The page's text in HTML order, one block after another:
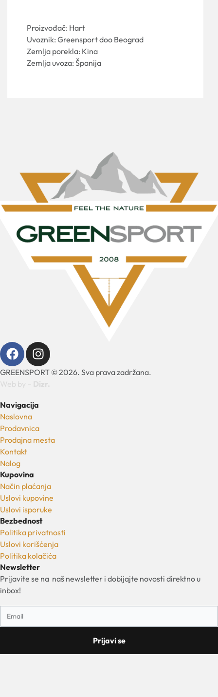
Proizvođač: Hart
Uvoznik: Greensport doo Beograd
Zemlja porekla: Kina
Zemlja uvoza: Španija
GREENSPORT © 2026. Sva prava zadržana.
Navigacija
Naslovna
Prodavnica
Prodajna mesta
Kontakt
Nalog
Kupovina
Način plaćanja
Uslovi kupovine
Uslovi isporuke
Bezbednost
Politika privatnosti
Uslovi korišćenja
Politika kolačića
Newsletter
Prijavite se na naš newsletter i dobijajte novosti direktno u
inbox!
Prijavi se